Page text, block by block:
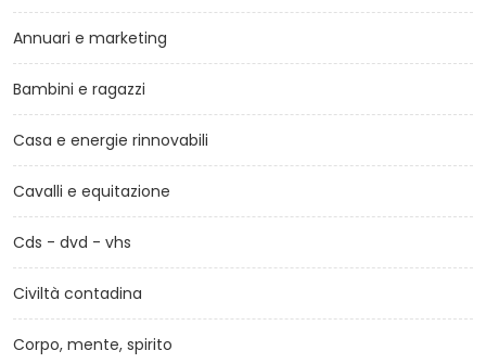
Annuari e marketing
Bambini e ragazzi
Casa e energie rinnovabili
Cavalli e equitazione
Cds - dvd - vhs
Civiltà contadina
Corpo, mente, spirito